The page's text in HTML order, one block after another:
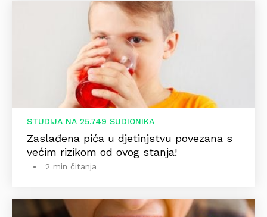
STUDIJA NA 25.749 SUDIONIKA
Zaslađena pića u djetinjstvu povezana s
većim rizikom od ovog stanja!
2 min čitanja